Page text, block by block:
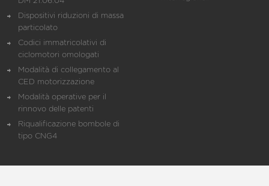
Dispositivi riduzioni di massa
particolato
Codici immatricolativi di
ciclomotori omologati
Modalità di collegamento al
CED motorizzazione
Modalità operative per il
rinnovo delle patenti
Riqualificazione bombole di
tipo CNG4